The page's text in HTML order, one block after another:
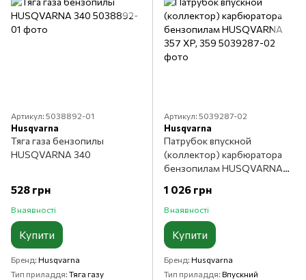
Артикул: 5038892-01
Husqvarna
Тяга газа бензопилы
HUSQVARNA 340
528 грн
В наявності
Купити
Бренд Husqvarna
Тип приладдя Тяга газу
Артикул: 5039287-02
Husqvarna
Патрубок впускной
(коллектор) карбюратора
бензопилам HUSQVARNA
1 026 грн
В наявності
Купити
Бренд Husqvarna
Тип приладдя Впускний